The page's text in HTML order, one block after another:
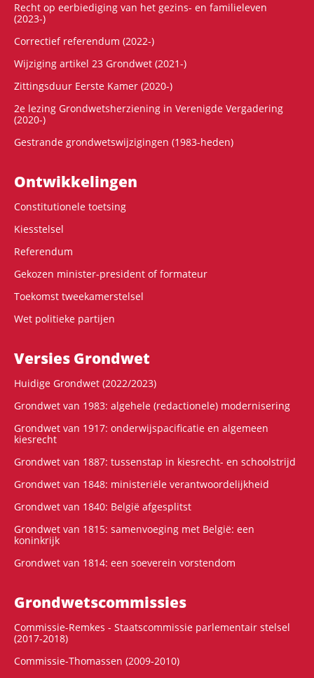
Recht op eerbiediging van het gezins- en familieleven
(2023-)
Correctief referendum (2022-)
Wijziging artikel 23 Grondwet (2021-)
Zittingsduur Eerste Kamer (2020-)
2e lezing Grondwetsherziening in Verenigde Vergadering
(2020-)
Gestrande grondwetswijzigingen (1983-heden)
Ontwikke­lingen
Constitutionele toetsing
Kiesstelsel
Referendum
Gekozen minister-president of formateur
Toekomst tweekamerstelsel
Wet politieke partijen
Versies Grondwet
Huidige Grondwet (2022/2023)
Grondwet van 1983: algehele (redactionele) modernisering
Grondwet van 1917: onderwijspacificatie en algemeen
kiesrecht
Grondwet van 1887: tussenstap in kiesrecht- en schoolstrijd
Grondwet van 1848: ministeriële verantwoordelijkheid
Grondwet van 1840: België afgesplitst
Grondwet van 1815: samenvoeging met België: een
koninkrijk
Grondwet van 1814: een soeverein vorstendom
Grondwets­commissies
Commissie-Remkes - Staatscommissie parlementair stelsel
(2017-2018)
Commissie-Thomassen (2009-2010)